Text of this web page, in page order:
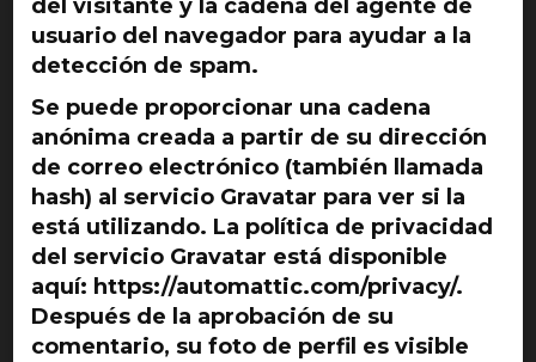
del visitante y la cadena del agente de
usuario del navegador para ayudar a la
detección de spam.
Se puede proporcionar una cadena
anónima creada a partir de su dirección
de correo electrónico (también llamada
hash) al servicio Gravatar para ver si la
está utilizando. La política de privacidad
del servicio Gravatar está disponible
aquí: https://automattic.com/privacy/.
Después de la aprobación de su
comentario, su foto de perfil es visible